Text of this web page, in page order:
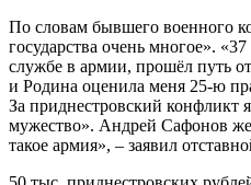
По словам бывшего военного
государства очень многое».
службе в армии, прошёл путь
и Родина оценила меня 25-ю
За приднестровский конфликт
мужество». Андрей Сафонов
такое армия», – заявил